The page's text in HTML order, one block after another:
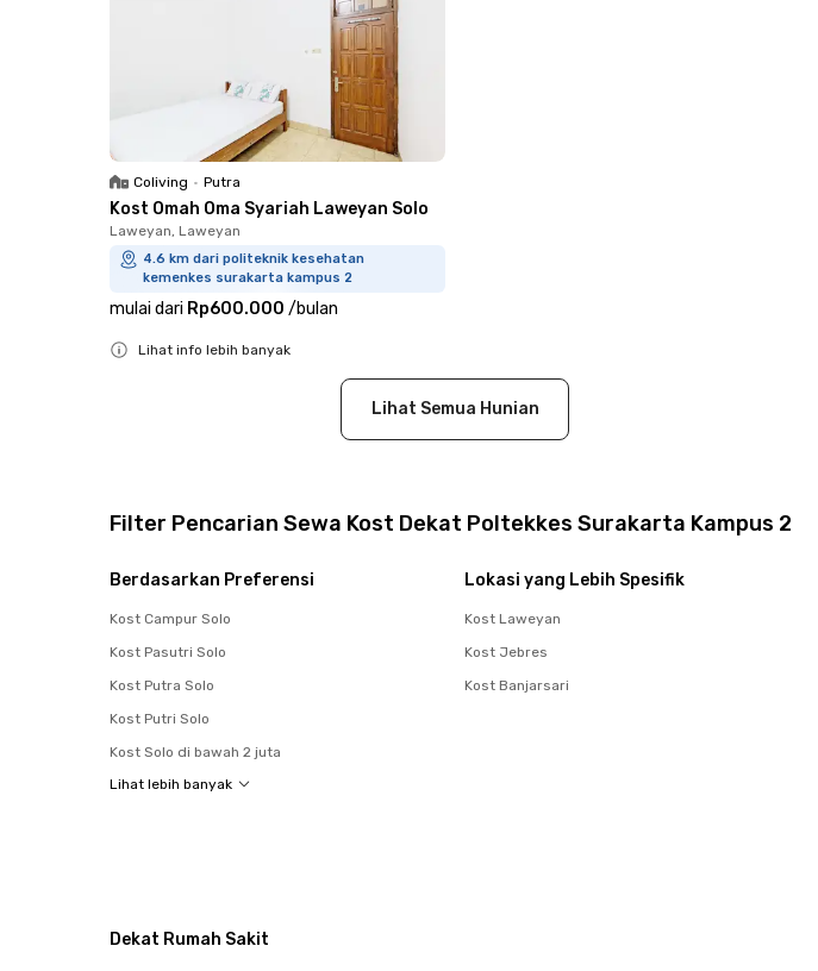
Coliving • Putra
Kost Omah Oma Syariah Laweyan Solo
Laweyan, Laweyan
4.6 km dari politeknik kesehatan
kemenkes surakarta kampus 2
mulai dari Rp600.000 /bulan
Lihat info lebih banyak
Lihat Semua Hunian
Filter Pencarian Sewa Kost Dekat Poltekkes Surakarta Kampus 2
Berdasarkan Preferensi
Kost Campur Solo
Kost Pasutri Solo
Kost Putra Solo
Kost Putri Solo
Kost Solo di bawah 2 juta
Lihat lebih banyak
Lokasi yang Lebih Spesifik
Kost Laweyan
Kost Jebres
Kost Banjarsari
Dekat Rumah Sakit